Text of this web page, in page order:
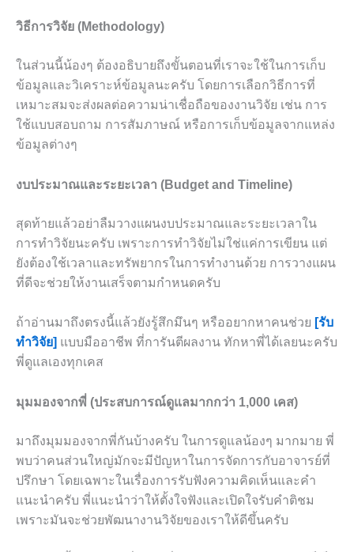
วิธีการวิจัย (Methodology)
ในส่วนนี้น้องๆ ต้องอธิบายถึงขั้นตอนที่เราจะใช้ในการเก็บ
ข้อมูลและวิเคราะห์ข้อมูลนะครับ โดยการเลือกวิธีการที่
เหมาะสมจะส่งผลต่อความน่าเชื่อถือของงานวิจัย เช่น การ
ใช้แบบสอบถาม การสัมภาษณ์ หรือการเก็บข้อมูลจากแหล่ง
ข้อมูลต่างๆ
งบประมาณและระยะเวลา (Budget and Timeline)
สุดท้ายแล้วอย่าลืมวางแผนงบประมาณและระยะเวลาใน
การทำวิจัยนะครับ เพราะการทำวิจัยไม่ใช่แค่การเขียน แต่
ยังต้องใช้เวลาและทรัพยากรในการทำงานด้วย การวางแผน
ที่ดีจะช่วยให้งานเสร็จตามกำหนดครับ
ถ้าอ่านมาถึงตรงนี้แล้วยังรู้สึกมึนๆ หรืออยากหาคนช่วย [รับ
ทำวิจัย] แบบมืออาชีพ ที่การันตีผลงาน ทักหาพี่ได้เลยนะครับ
พี่ดูแลเองทุกเคส
มุมมองจากพี่ (ประสบการณ์ดูแลมากกว่า 1,000 เคส)
มาถึงมุมมองจากพี่กันบ้างครับ ในการดูแลน้องๆ มากมาย พี่
พบว่าคนส่วนใหญ่มักจะมีปัญหาในการจัดการกับอาจารย์ที่
ปรึกษา โดยเฉพาะในเรื่องการรับฟังความคิดเห็นและคำ
แนะนำครับ พี่แนะนำว่าให้ตั้งใจฟังและเปิดใจรับคำติชม
เพราะมันจะช่วยพัฒนางานวิจัยของเราให้ดีขึ้นครับ